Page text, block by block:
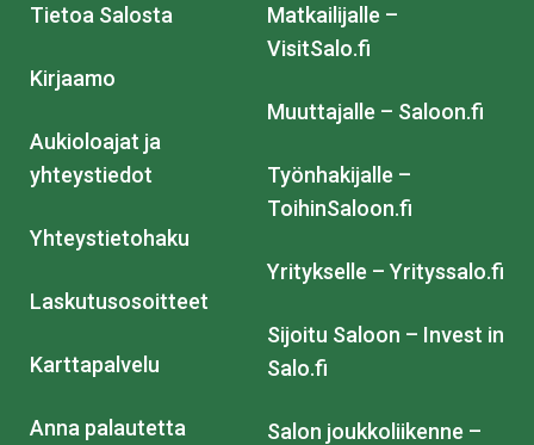
Tietoa Salosta
Kirjaamo
Aukioloajat ja
yhteystiedot
Yhteystietohaku
Laskutusosoitteet
Karttapalvelu
Anna palautetta
Matkailijalle –
VisitSalo.fi
Muuttajalle – Saloon.fi
Työnhakijalle –
ToihinSaloon.fi
Yritykselle – Yrityssalo.fi
Sijoitu Saloon – Invest in
Salo.fi
Salon joukkoliikenne –